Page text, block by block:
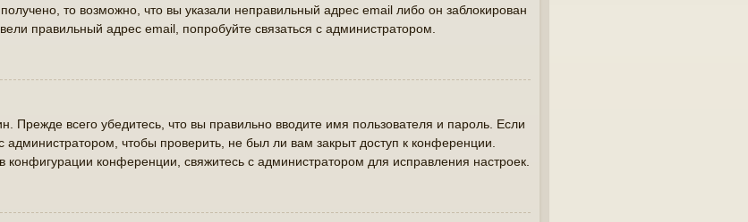
то возможно, что вы указали неправильный адрес email либо он заблокирован
правильный адрес email, попробуйте связаться с администратором.
Прежде всего убедитесь, что вы правильно вводите имя пользователя и пароль. Если
чтобы проверить, не был ли вам закрыт доступ к конференции.
конференции, свяжитесь с администратором для исправления настроек.